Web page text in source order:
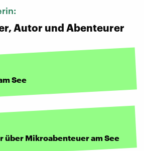
Autor und Abenteurer
See
über Mikroabenteuer am See